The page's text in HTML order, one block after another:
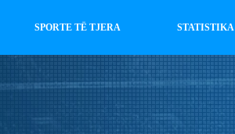
SPORTE TË TJERA STATISTIKA